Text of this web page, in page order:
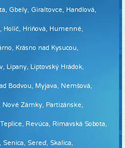
Gbely, Giraltovce, Handlová,
Holíč, Hriňová, Humenné,
Krásno nad Kysucou,
Lipany, Liptovský Hrádok,
Bodvou, Myjava, Nemšová,
Nové Zámky, Partizánske,
Revúca, Rimavská Sobota,
Senica, Sereď, Skalica,